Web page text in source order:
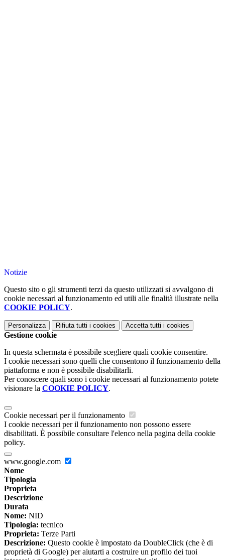
Notizie
Questo sito o gli strumenti terzi da questo utilizzati si avvalgono di
cookie necessari al funzionamento ed utili alle finalità illustrate nella
COOKIE POLICY.
Personalizza Rifiuta tutti i cookies Accetta tutti i cookies
Gestione cookie
In questa schermata è possibile scegliere quali cookie consentire.
I cookie necessari sono quelli che consentono il funzionamento della
piattaforma e non è possibile disabilitarli.
Per conoscere quali sono i cookie necessari al funzionamento potete
visionare la COOKIE POLICY.
Cookie necessari per il funzionamento
I cookie necessari per il funzionamento non possono essere
disabilitati. È possibile consultare l'elenco nella pagina della cookie
policy.
www.google.com
Nome
Tipologia
Proprieta
Descrizione
Durata
Nome: NID
Tipologia: tecnico
Proprieta: Terze Parti
Descrizione: Questo cookie è impostato da DoubleClick (che è di
proprietà di Google) per aiutarti a costruire un profilo dei tuoi